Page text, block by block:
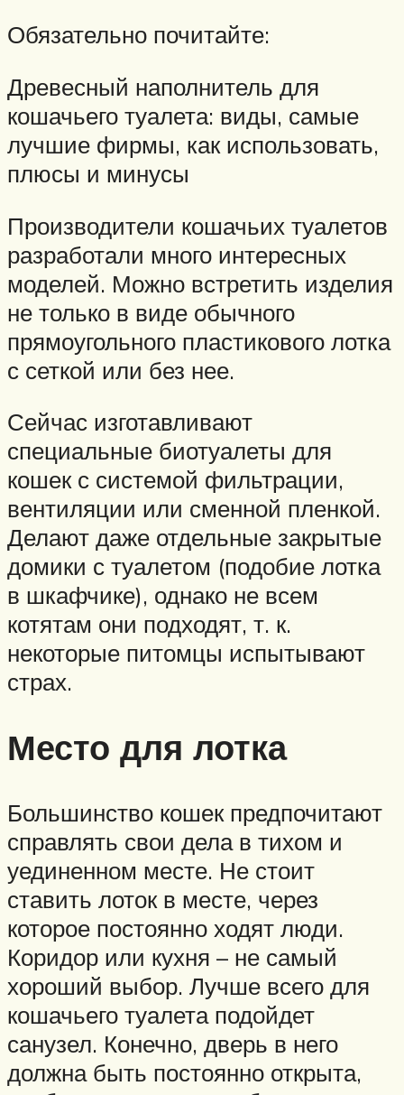
Обязательно почитайте:
Древесный наполнитель для
кошачьего туалета: виды, самые
лучшие фирмы, как использовать,
плюсы и минусы
Производители кошачьих туалетов
разработали много интересных
моделей. Можно встретить изделия
не только в виде обычного
прямоугольного пластикового лотка
с сеткой или без нее.
Сейчас изготавливают
специальные биотуалеты для
кошек с системой фильтрации,
вентиляции или сменной пленкой.
Делают даже отдельные закрытые
домики с туалетом (подобие лотка
в шкафчике), однако не всем
котятам они подходят, т. к.
некоторые питомцы испытывают
страх.
Место для лотка
Большинство кошек предпочитают
справлять свои дела в тихом и
уединенном месте. Не стоит
ставить лоток в месте, через
которое постоянно ходят люди.
Коридор или кухня – не самый
хороший выбор. Лучше всего для
кошачьего туалета подойдет
санузел. Конечно, дверь в него
должна быть постоянно открыта,